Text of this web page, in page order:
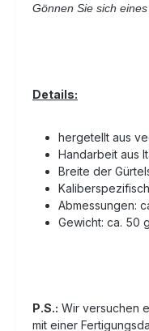
Gönnen Sie sich
Details:
hergetellt aus
Handarbeit aus
Breite der
Kaliberspezifisch
Abmessungen:
Gewicht: ca. 50 g
P.S.: Wir versuchen
mit einer